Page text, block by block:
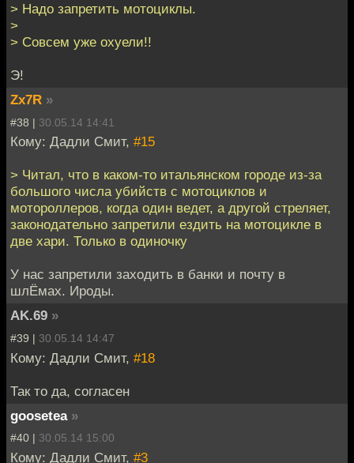
> Надо запретить мотоциклы.
>
> Совсем уже охуели!!
Э!
Zx7R »
#38 | 30.05.14 14:41
Кому: Дадли Смит, #15
> Читал, что в каком-то итальянском городе из-за
большого числа убийств с мотоциклов и
мотороллеров, когда один ведет, а другой стреляет,
законодательно запретили ездить на мотоцикле в
две хари. Только в одиночку
У нас запретили заходить в банки и почту в
шлЁмах. Ироды.
AK.69 »
#39 | 30.05.14 14:47
Кому: Дадли Смит, #18
Так то да, согласен
goosetea »
#40 | 30.05.14 15:00
Кому: Дадли Смит, #3